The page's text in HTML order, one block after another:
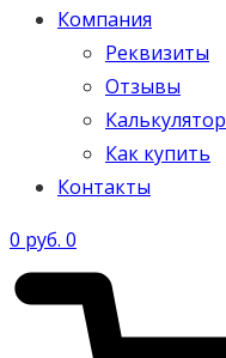
Компания
Реквизиты
Отзывы
Калькулятор
Как купить
Контакты
0 руб. 0